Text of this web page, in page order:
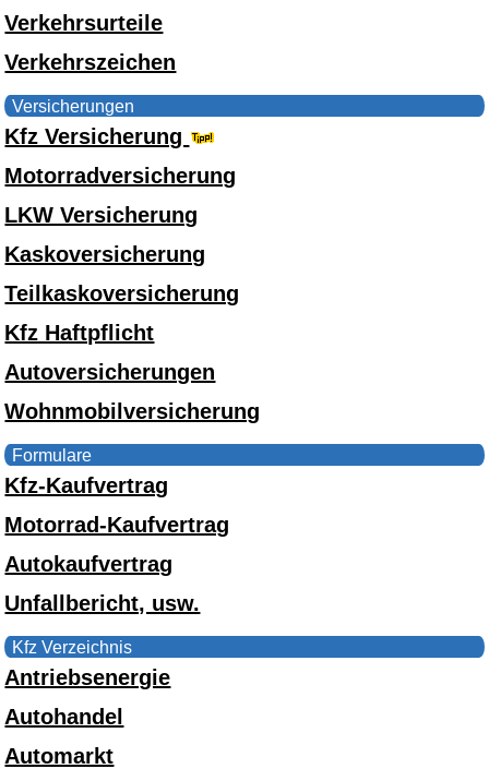
Verkehrsurteile
Verkehrszeichen
Versicherungen
Kfz Versicherung
Motorradversicherung
LKW Versicherung
Kaskoversicherung
Teilkaskoversicherung
Kfz Haftpflicht
Autoversicherungen
Wohnmobilversicherung
Formulare
Kfz-Kaufvertrag
Motorrad-Kaufvertrag
Autokaufvertrag
Unfallbericht, usw.
Kfz Verzeichnis
Antriebsenergie
Autohandel
Automarkt